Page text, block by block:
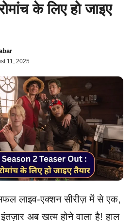
के लिए हो जाइए
11, 2025
लाइव-एक्शन सीरीज़ में से एक,
अब खत्म होने वाला है! हाल